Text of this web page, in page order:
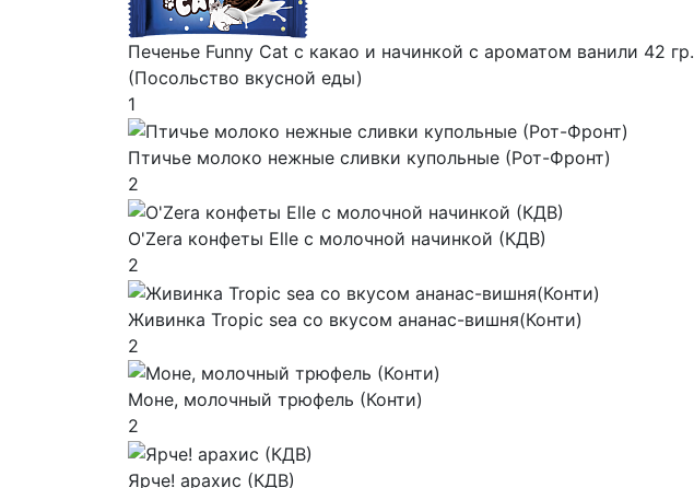
Печенье Funny Сat с какао и начинкой с ароматом ванили 42 гр.
(Посольство вкусной еды)
1
Птичье молоко нежные сливки купольные (Рот-Фронт)
2
O'Zera конфеты Elle с молочной начинкой (КДВ)
2
Живинка Tropic sea со вкусом ананас-вишня(Конти)
2
Моне, молочный трюфель (Конти)
2
Ярче! арахис (КДВ)